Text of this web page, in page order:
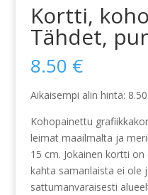
Kortti,
Tähdet,
8.50 €
Aikaisempi alin hinta: 8.50
Kohopainettu
leimat maailmalta ja
15 cm. Jokainen kortti
kahta samanlaista ei ole
sattumanvaraisesti